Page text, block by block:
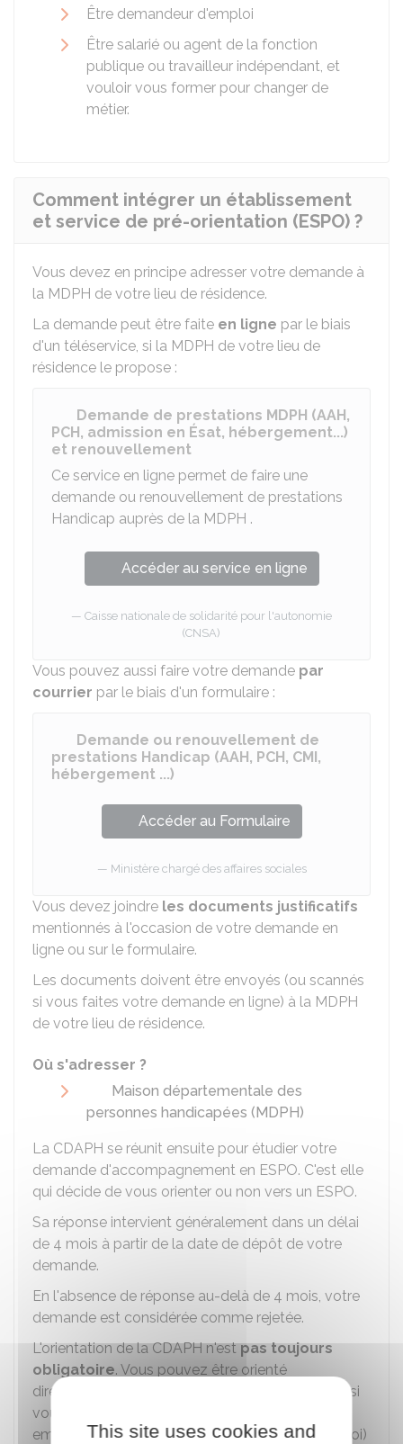
Être demandeur d'emploi
Être salarié ou agent de la fonction
publique ou travailleur indépendant, et
vouloir vous former pour changer de
métier.
Comment intégrer un établissement
et service de pré-orientation (ESPO) ?
Vous devez en principe adresser votre demande à
la MDPH de votre lieu de résidence.
La demande peut être faite en ligne par le biais
d'un téléservice, si la MDPH de votre lieu de
résidence le propose :
Demande de prestations MDPH (AAH,
PCH, admission en Ésat, hébergement...)
et renouvellement
Ce service en ligne permet de faire une
demande ou renouvellement de prestations
Handicap auprès de la MDPH .
Accéder au service en ligne
Caisse nationale de solidarité pour l'autonomie
(CNSA)
Vous pouvez aussi faire votre demande par
courrier par le biais d'un formulaire :
Demande ou renouvellement de
prestations Handicap (AAH, PCH, CMI,
hébergement ...)
Accéder au Formulaire
Ministère chargé des affaires sociales
Vous devez joindre les documents justificatifs
mentionnés à l'occasion de votre demande en
ligne ou sur le formulaire.
Les documents doivent être envoyés (ou scannés
si vous faites votre demande en ligne) à la MDPH
de votre lieu de résidence.
Où s'adresser ?
Maison départementale des
personnes handicapées (MDPH)
La CDAPH se réunit ensuite pour étudier votre
demande d'accompagnement en ESPO. C'est elle
qui décide de vous orienter ou non vers un ESPO.
Sa réponse intervient généralement dans un délai
de 4 mois à partir de la date de dépôt de votre
demande.
En l'absence de réponse au-delà de 4 mois, votre
demande est considérée comme rejetée.
L'orientation de la CDAPH n'estpas toujours
obligatoire. Vous pouvez être orienté
directement vers un ESPO par votre employeur si
vous êtes en activité ou par votre conseiller Cap
emploi, France Travail (anciennement Pôle emploi)
This site uses cookies and